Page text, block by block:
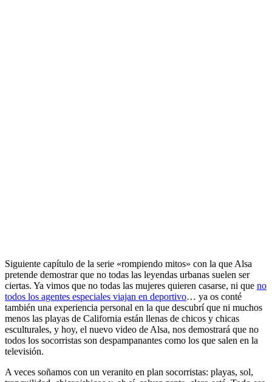
Siguiente capítulo de la serie «rompiendo mitos» con la que Alsa
pretende demostrar que no todas las leyendas urbanas suelen ser
ciertas. Ya vimos que no todas las mujeres quieren casarse, ni que no
todos los agentes especiales viajan en deportivo… ya os conté
también una experiencia personal en la que descubrí que ni muchos
menos las playas de California están llenas de chicos y chicas
esculturales, y hoy, el nuevo video de Alsa, nos demostrará que no
todos los socorristas son despampanantes como los que salen en la
televisión.
A veces soñamos con un veranito en plan socorristas: playas, sol,